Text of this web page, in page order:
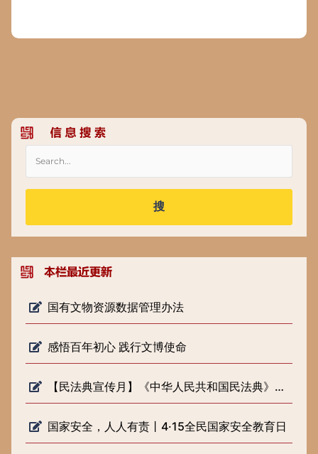
搜
国有文物资源数据管理办法
感悟百年初心 践行文博使命
【民法典宣传月】《中华人民共和国民法典》知识普及
国家安全，人人有责丨4·15全民国家安全教育日